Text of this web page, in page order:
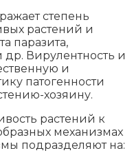
степень
растений и
паразита,
Вирулентность и
и
патогенности
хозяину.
растений к
механизмах
подразделяют на: